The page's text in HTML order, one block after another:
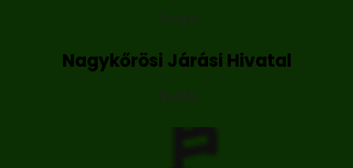
Tovább
Nagykőrösi Járási Hivatal
Tovább